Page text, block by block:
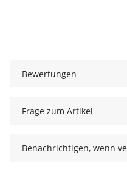
Bewertungen
Frage zum Artikel
Benachrichtigen, wenn